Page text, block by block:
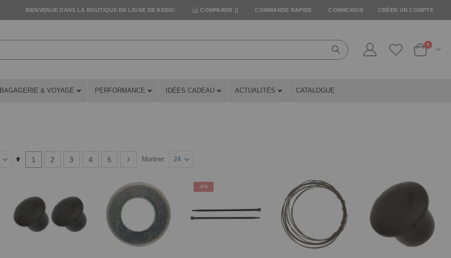
BIENVENUE DANS LA BOUTIQUE EN LIGNE DE KEDO! COMPARER () COMMANDE RAPIDE CONNEXION CRÉER UN COMPTE
Cart
0 articles
BAGAGERIE & VOYAGE PERFORMANCE IDÉES CADEAU ACTUALITÉS CATALOGUE
Set PageYou're currently reading page
1 Page
2 Page
3 Page
4 Page
5 Page
Suivant
Montrer
-9%